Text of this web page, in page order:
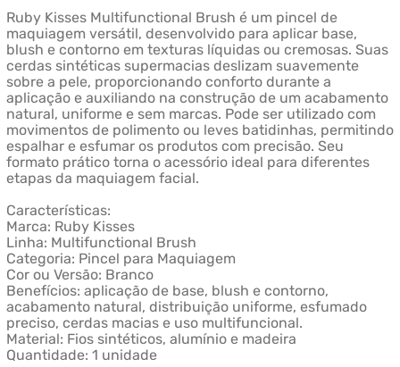
Ruby Kisses Multifunctional Brush é um pincel de
maquiagem versátil, desenvolvido para aplicar base,
blush e contorno em texturas líquidas ou cremosas. Suas
cerdas sintéticas supermacias deslizam suavemente
sobre a pele, proporcionando conforto durante a
aplicação e auxiliando na construção de um acabamento
natural, uniforme e sem marcas. Pode ser utilizado com
movimentos de polimento ou leves batidinhas, permitindo
espalhar e esfumar os produtos com precisão. Seu
formato prático torna o acessório ideal para diferentes
etapas da maquiagem facial.
Características:
Marca: Ruby Kisses
Linha: Multifunctional Brush
Categoria: Pincel para Maquiagem
Cor ou Versão: Branco
Benefícios: aplicação de base, blush e contorno,
acabamento natural, distribuição uniforme, esfumado
preciso, cerdas macias e uso multifuncional.
Material: Fios sintéticos, alumínio e madeira
Quantidade: 1 unidade